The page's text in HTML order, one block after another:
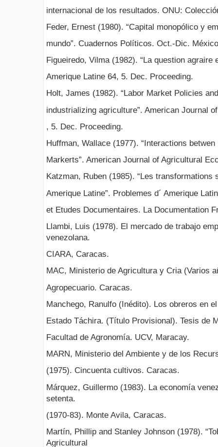
internacional de los resultados. ONU:
Feder, Ernest (1980). “Capital monopólico y
mundo”. Cuadernos Políticos. Oct.-Dic.
Figueiredo, Vilma (1982). “La question agraire
Amerique Latine 64, 5. Dec. Proceeding.
Holt, James (1982). “Labor Market Policies
industrializing agriculture”. American Journal
, 5. Dec. Proceeding.
Huffman, Wallace (1977). “Interactions
Markerts”. American Journal of Agricultural
Katzman, Ruben (1985). “Les transformations
Amerique Latine”. Problemes d´ Amerique
et Etudes Documentaires. La Documentation
Llambi, Luis (1978). El mercado de trabajo
venezolana.
CIARA, Caracas.
MAC, Ministerio de Agricultura y Cria (Varios
Agropecuario. Caracas.
Manchego, Ranulfo (Inédito). Los obreros en
Estado Táchira. (Título Provisional). Tesis de
Facultad de Agronomía. UCV, Maracay.
MARN, Ministerio del Ambiente y de los
(1975). Cincuenta cultivos. Caracas.
Márquez, Guillermo (1983). La economía
setenta.
(1970-83). Monte Avila, Caracas.
Martín, Phillip and Stanley Johnson (1978).
Agricultural